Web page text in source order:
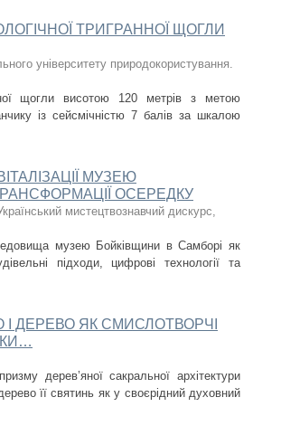
ТРИГРАННОЇ ЩОГЛИ
університету природокористування.
щогли висотою 120 метрів з метою
із сейсмічністю 7 балів за шкалою
МУЗЕЮ
ОСЕРЕДКУ
мистецтвознавчий дискурс,
музею Бойківщини в Самборі як
підходи, цифрові технології та
ДЕРЕВО ЯК СМИСЛОТВОРЧІ
дерев’яної сакральної архітектури
її святинь як у своєрідний духовний